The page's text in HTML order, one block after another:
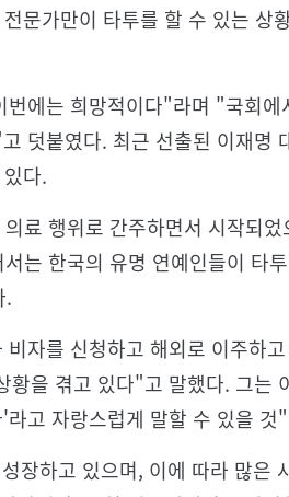
문가만이 타투를 할 수 있는 상
에는 희망적이다"라며 "국회에
덧붙였다. 최근 선출된 이재명
다.
료 행위로 간주하면서 시작되
는 한국의 유명 연예인들이 타
.
자를 신청하고 해외로 이주하
황을 겪고 있다"고 말했다. 그는
고 자랑스럽게 말할 수 있을 것
장하고 있으며, 이에 따라 많은